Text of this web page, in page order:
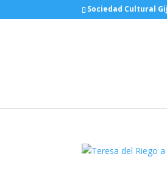
Sociedad Cultural